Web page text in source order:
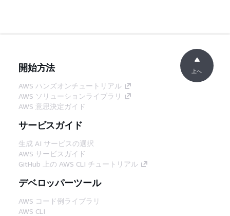
開始方法
AWS ハンズオンチュートリアル
AWS ソリューションライブラリ
AWS 意思決定ガイド
サービスガイド
生成 AI サービスの選択
AWS サービスガイド
GitHub 上の AWS CLI チュートリアル
デベロッパーツール
AWS コード例ライブラリ
AWS CLI
上へ